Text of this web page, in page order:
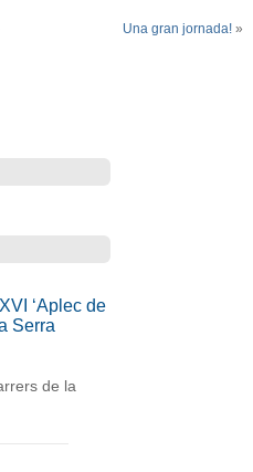
Una gran jornada! »
‘Aplec de
Serra
de la